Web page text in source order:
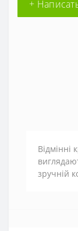
+
Відмінні
зручній